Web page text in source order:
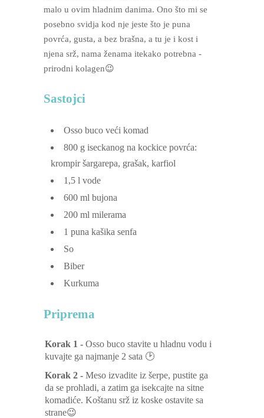
malo u ovim hladnim danima. Ono što mi se
posebno svidja kod nje jeste što je puna
povrća, gusta, a bez brašna, a tu je i kost i
njena srž, nama ženama itekako potrebna -
prirodni kolagen😉
Sastojci
Osso buco veći komad
800 g iseckanog na kockice povrća:
krompir šargarepa, grašak, karfiol
1,5 l vode
600 ml bujona
200 ml milerama
1 puna kašika senfa
So
Biber
Kurkuma
Priprema
Korak 1 - Osso buco stavite u hladnu vodu i
kuvajte ga najmanje 2 sata 🕑
Korak 2 - Meso izvadite iz šerpe, pustite ga
da se prohladi, a zatim ga isekcajte na sitne
komadiće. Koštanu srž iz koske ostavite sa
strane😉